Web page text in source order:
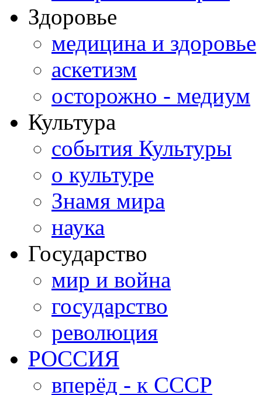
Здоровье
медицина и здоровье
аскетизм
осторожно - медиум
Культура
события Культуры
о культуре
Знамя мира
наука
Государство
мир и война
государство
революция
РОССИЯ
вперёд - к СССР